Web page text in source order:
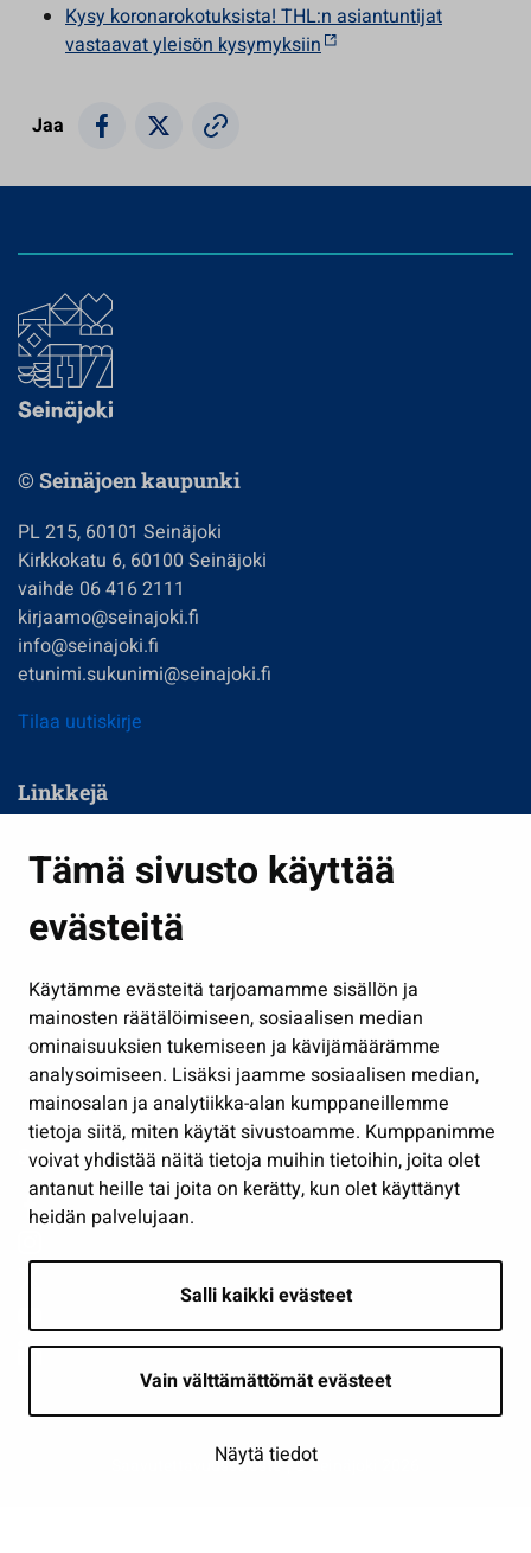
Tämä sivusto käyttää
evästeitä
Käytämme evästeitä tarjoamamme sisällön ja
mainosten räätälöimiseen, sosiaalisen median
ominaisuuksien tukemiseen ja kävijämäärämme
analysoimiseen. Lisäksi jaamme sosiaalisen median,
mainosalan ja analytiikka-alan kumppaneillemme
tietoja siitä, miten käytät sivustoamme. Kumppanimme
voivat yhdistää näitä tietoja muihin tietoihin, joita olet
antanut heille tai joita on kerätty, kun olet käyttänyt
heidän palvelujaan.
Salli kaikki evästeet
Vain välttämättömät evästeet
Näytä tiedot
Kysy koronarokotuksista! THL:n asiantuntijat
vastaavat yleisön kysymyksiin
Jaa
© Seinäjoen kaupunki
PL 215, 60101 Seinäjoki
Kirkkokatu 6, 60100 Seinäjoki
vaihde 06 416 2111
kirjaamo@seinajoki.fi
info@seinajoki.fi
etunimi.sukunimi@seinajoki.fi
Tilaa uutiskirje
Linkkejä
Kasvatus ja opetus
Kulttuuri ja liikunta
Työ ja yrittäminen
Osallistu ja asioi
Näytä omat evästeasetukseni
Seuraa meitä
Saavutettavuusseloste | © Seinäjoki 2026